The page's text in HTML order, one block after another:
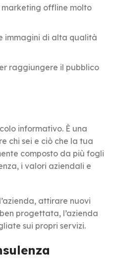
marketing offline molto
immagini di alta qualità
raggiungere il pubblico
informativo. È una
chi sei e ciò che la tua
composto da più fogli
i valori aziendali e
attirare nuovi
progettata, l’azienda
sui propri servizi.